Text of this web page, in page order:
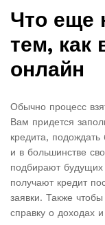
Что еще
тем, как
онлайн
Обычно процесс
Вам придется
кредита, подождать
и в большинстве
подбирают
получают кредит
заявки. Также
справку о доходах